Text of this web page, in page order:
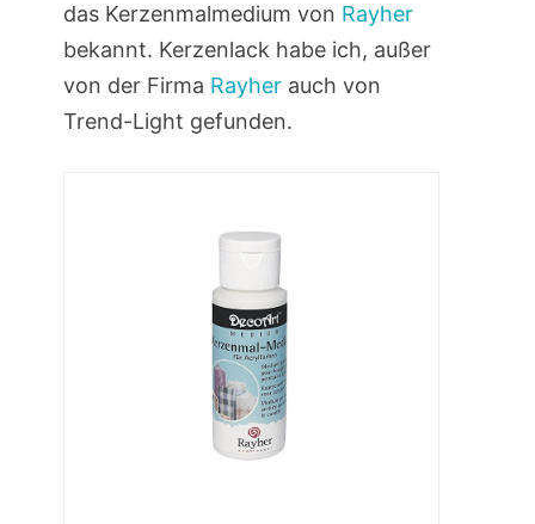
das Kerzenmalmedium von Rayher
bekannt. Kerzenlack habe ich, außer
von der Firma Rayherauch von
Trend-Light gefunden.